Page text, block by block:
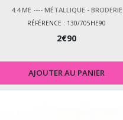
4.4.ME ---- MÉTALLIQUE - BRODERIE
RÉFÉRENCE : 130/705HE90
2€90
AJOUTER AU PANIER